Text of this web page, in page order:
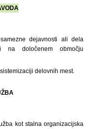
dejavnosti ali dela
na določenem območju
delovnih mest.
kot stalna organizacijska